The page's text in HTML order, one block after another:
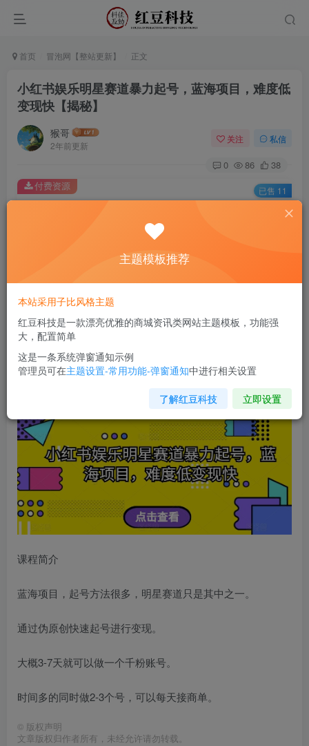
首页 冒泡网【整站更新】 正文
小红书娱乐明星赛道暴力起号，蓝海项目，难度低
变现快【揭秘】
猴哥
2年前更新
关注 私信
0 86 38
此内容为付费资源，请付费后查看
￥9.9
您当前未登录！建议登陆后购买，可保存购买订单
付费资源 已售 11
小红书娱乐明星赛道暴力起号，蓝海项目，难度低变现快
课程简介
蓝海项目，起号方法很多，明星赛道只是其中之一。
通过伪原创快速起号进行变现。
大概3-7天就可以做一个千粉账号。
时间多的同时做2-3个号，可以每天接商单。
© 版权声明
文章版权归作者所有，未经允许请勿转载。
主题模板推荐
本站采用子比风格主题
红豆科技是一款漂亮优雅的商城资讯类网站主题模板，功能强
大，配置简单
这是一条系统弹窗通知示例
管理员可在主题设置-常用功能-弹窗通知中进行相关设置
了解红豆科技 立即设置